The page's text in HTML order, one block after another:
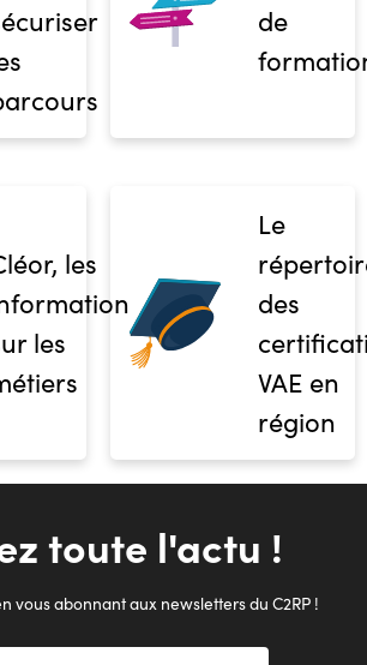
de
les
les
Le
des
VAE en
région
toute l'actu !
vous abonnant aux newsletters du C2RP !